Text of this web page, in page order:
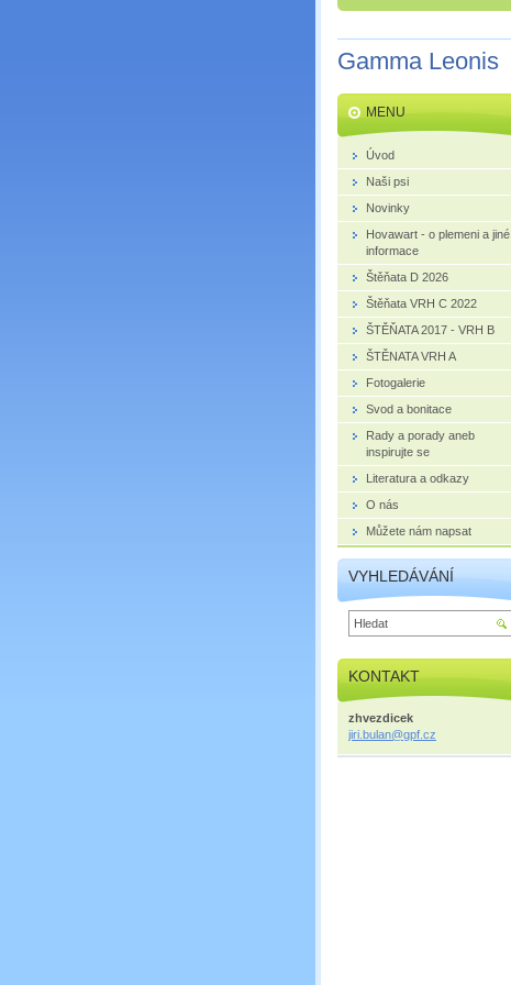
Gamma Leonis
MENU
Úvod
Naši psi
Novinky
Hovawart - o plemeni a jiné
informace
Štěňata D 2026
Štěňata VRH C 2022
ŠTĚŇATA 2017 - VRH B
ŠTĚNATA VRH A
Fotogalerie
Svod a bonitace
Rady a porady aneb
inspirujte se
Literatura a odkazy
O nás
Můžete nám napsat
VYHLEDÁVÁNÍ
KONTAKT
zhvezdicek
jiri.bulan@gpf.cz